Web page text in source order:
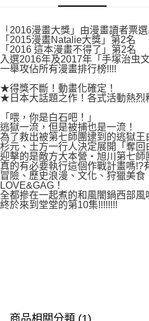
１．透過由恩沛科技股份有限公司提供之
易，需依本服務之必要範圍內提供個人資
權轉讓予恩沛科技股份有限公司。
２．關於個人資料處理事宜，請瀏覽以下
https://aftee.tw/terms/#terms3
「AFTEE先享後付」，若未經同意申辦者
任。
４．使用「AFTEE先享後付」時，將依據
時審查核予不同之上限額度；若仍有額度
請求用戶進行身份認證。
５．嚴禁一人註冊多個帳號或使用他人資
恩沛科技股份有限公司將有權停止該用戶
每筆NT$80，滿NT$500(含以上)免
付款後7-11取貨
每筆NT$80，滿NT$500(含以上)免
宅配
每筆NT$100，滿NT$800(含以上)免
國家/地區配送
「2016漫畫大獎」由漫畫讀者票
「2015漫畫Natalie大獎」第2名
「2016 這本漫畫不得了」第2名
入選2016年及2017年「手塚治虫文
一舉攻佔所有漫畫排行榜!!!!
★得獎不斷！動畫化確定！
★日本大話題之作！各式活動熱烈
「喂，你是白石吧！」
逃獄一流，但是被捕也是一流！
為了救出被第七師團逮到的逃獄王
杉元、土方一行人決定展開「奪回
迎擊的是敵方大本營‧旭川第七師
真的有必要執行這個作戰計畫嗎!?
冒險、歷史浪漫、文化、狩獵美食
LOVE&GAG！
全都摻在一起煮的和風闇鍋西部風
終於來到堂堂的第10集!!!!!!!!
商品相關分類 (1)